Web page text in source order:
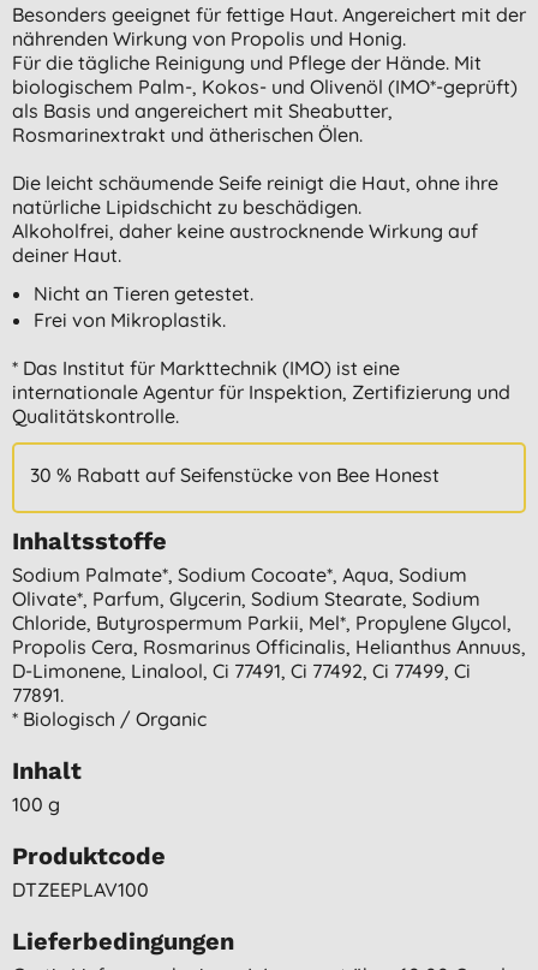
Besonders geeignet für fettige Haut. Angereichert mit der
nährenden Wirkung von Propolis und Honig.
Für die tägliche Reinigung und Pflege der Hände. Mit
biologischem Palm-, Kokos- und Olivenöl (IMO*-geprüft)
als Basis und angereichert mit Sheabutter,
Rosmarinextrakt und ätherischen Ölen.
Die leicht schäumende Seife reinigt die Haut, ohne ihre
natürliche Lipidschicht zu beschädigen.
Alkoholfrei, daher keine austrocknende Wirkung auf
deiner Haut.
Nicht an Tieren getestet.
Frei von Mikroplastik.
* Das Institut für Markttechnik (IMO) ist eine
internationale Agentur für Inspektion, Zertifizierung und
Qualitätskontrolle.
30 % Rabatt auf Seifenstücke von Bee Honest
Inhaltsstoffe
Sodium Palmate*, Sodium Cocoate*, Aqua, Sodium
Olivate*, Parfum, Glycerin, Sodium Stearate, Sodium
Chloride, Butyrospermum Parkii, Mel*, Propylene Glycol,
Propolis Cera, Rosmarinus Officinalis, Helianthus Annuus,
D-Limonene, Linalool, Ci 77491, Ci 77492, Ci 77499, Ci
77891.
* Biologisch / Organic
Inhalt
100 g
Produktcode
DTZEEPLAV100
Lieferbedingungen